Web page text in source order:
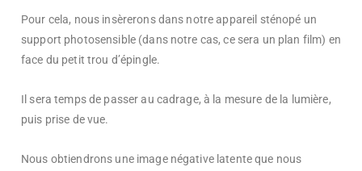
Pour cela, nous insèrerons dans notre appareil sténopé un
support photosensible (dans notre cas, ce sera un plan film) en
face du petit trou d’épingle.
Il sera temps de passer au cadrage, à la mesure de la lumière,
puis prise de vue.
Nous obtiendrons une image négative latente que nous